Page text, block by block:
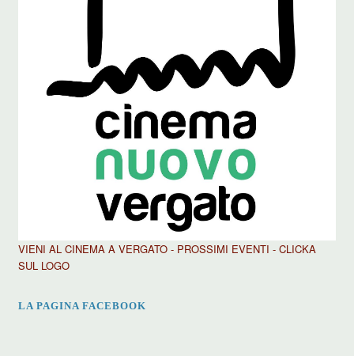
VIENI AL CINEMA A VERGATO - PROSSIMI EVENTI - CLICKA
SUL LOGO
LA PAGINA FACEBOOK